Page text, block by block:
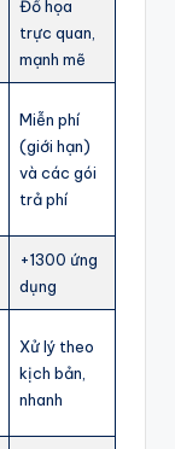
Đồ họa
trực quan,
mạnh mẽ
Miễn phí
(giới hạn)
và các gói
trả phí
+1300 ứng
dụng
Xử lý theo
kịch bản,
nhanh